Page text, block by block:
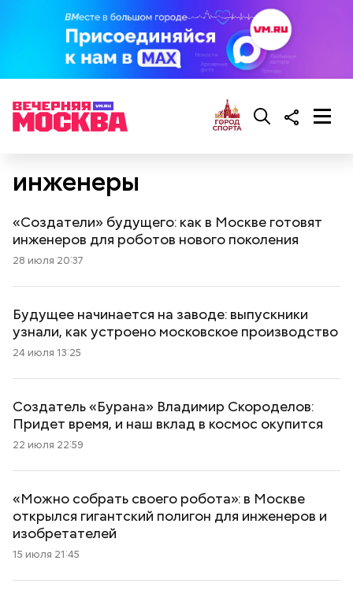
инженеры
«Создатели» будущего: как в Москве готовят
инженеров для роботов нового поколения
28 июля 20:37
Будущее начинается на заводе: выпускники
узнали, как устроено московское производство
24 июля 13:25
Создатель «Бурана» Владимир Скороделов:
Придет время, и наш вклад в космос окупится
22 июля 22:59
«Можно собрать своего робота»: в Москве
открылся гигантский полигон для инженеров и
изобретателей
15 июля 21:45